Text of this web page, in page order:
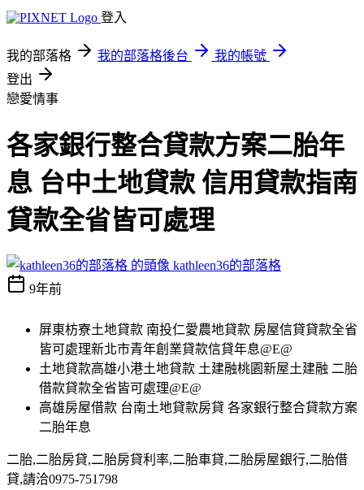
登入
我的部落格 我的部落格後台
我的帳號
登出
戀愛情事
各家銀行整合貸款方案二胎年
息 台中土地貸款 信用貸款指南
貸款全省皆可處理
kathleen36的部落格
9年前
屏東枋寮土地貸款 南投仁愛農地貸款 房屋信貸貸款全省
皆可處理新北市青年創業貸款信貸年息@E@
土地貸款高雄小港土地貸款 土建融桃園新屋土建融 二胎
借款貸款全省皆可處理@E@
高雄房屋借款 台南土地貸款房貸 各家銀行整合貸款方案
二胎年息
二胎,二胎房貸,二胎房貸利率,二胎車貸,二胎房屋銀行,二胎借
貸,請洽0975-751798